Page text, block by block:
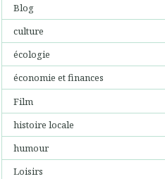
Blog
culture
écologie
économie et finances
Film
histoire locale
humour
Loisirs